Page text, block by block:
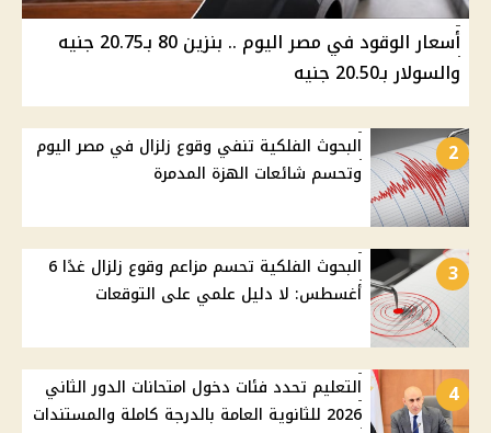
أسعار الوقود في مصر اليوم .. بنزين 80 بـ20.75 جنيه
والسولار بـ20.50 جنيه
2
البحوث الفلكية تنفي وقوع زلزال في مصر اليوم
وتحسم شائعات الهزة المدمرة
3
البحوث الفلكية تحسم مزاعم وقوع زلزال غدًا 6
أغسطس: لا دليل علمي على التوقعات
4
التعليم تحدد فئات دخول امتحانات الدور الثاني
2026 للثانوية العامة بالدرجة كاملة والمستندات